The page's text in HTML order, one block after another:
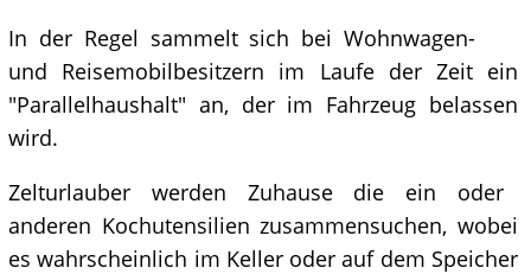
In der Regel sammelt sich bei Wohnwagen-
und Reisemobilbesitzern im Laufe der Zeit ein
"Parallelhaushalt" an, der im Fahrzeug belassen
wird.
Zelturlauber werden Zuhause die ein oder
anderen Kochutensilien zusammensuchen, wobei
es wahrscheinlich im Keller oder auf dem Speicher